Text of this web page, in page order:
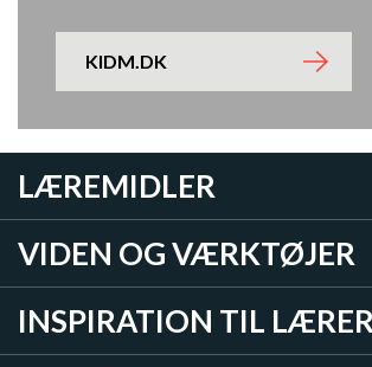
KIDM.DK
LÆREMIDLER
VIDEN OG VÆRKTØJER
INSPIRATION TIL